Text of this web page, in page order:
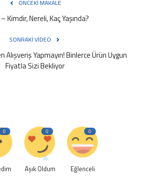
ÖNCEKI MAKALE
Kimdir, Nereli, Kaç Yaşında?
SONRAKI VIDEO
Yapmayın! Binlerce Ürün Uygun
Fiyatla Sizi Bekliyor
0 0
Aşık Oldum
0
Eğlenceli